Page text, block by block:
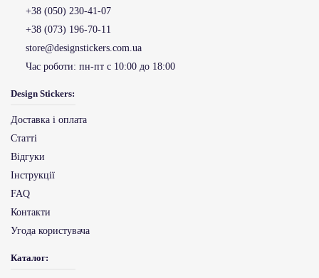
+38 (050) 230-41-07
+38 (073) 196-70-11
store@designstickers.com.ua
Час роботи: пн-пт с 10:00 до 18:00
Design Stickers:
Доставка і оплата
Статті
Відгуки
Інструкції
FAQ
Контакти
Угода користувача
Каталог: